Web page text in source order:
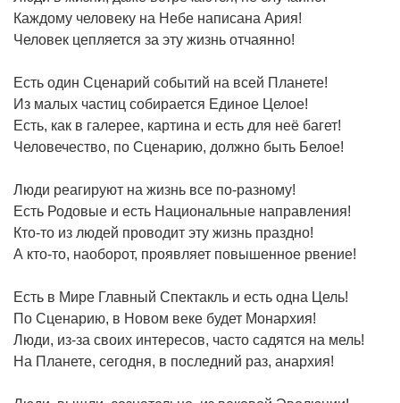
Каждому человеку на Небе написана Ария!
Человек цепляется за эту жизнь отчаянно!
Есть один Сценарий событий на всей Планете!
Из малых частиц собирается Единое Целое!
Есть, как в галерее, картина и есть для неё багет!
Человечество, по Сценарию, должно быть Белое!
Люди реагируют на жизнь все по-разному!
Есть Родовые и есть Национальные направления!
Кто-то из людей проводит эту жизнь праздно!
А кто-то, наоборот, проявляет повышенное рвение!
Есть в Мире Главный Спектакль и есть одна Цель!
По Сценарию, в Новом веке будет Монархия!
Люди, из-за своих интересов, часто садятся на мель!
На Планете, сегодня, в последний раз, анархия!